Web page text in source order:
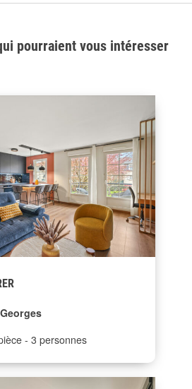
pourraient vous intéresser
3 personnes